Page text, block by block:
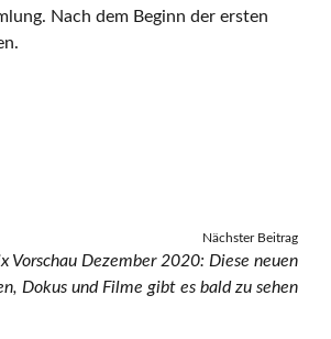
Nach dem Beginn der ersten
Nächster Beitrag
Vorschau Dezember 2020: Diese neuen
Dokus und Filme gibt es bald zu sehen